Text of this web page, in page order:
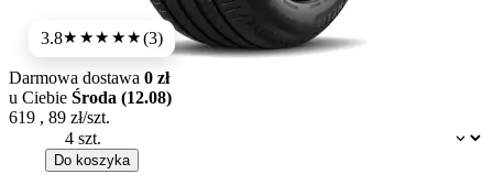
3.8★★★★★(3)
Dostępność:
Darmowa dostawa 0 zł
u Ciebie Środa (12.08)
619 , 89 zł/szt.
Do koszyka